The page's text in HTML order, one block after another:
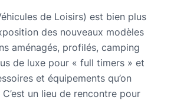
de Loisirs) est bien plus
des nouveaux modèles
aménagés, profilés, camping
de luxe pour « full timers » et
et équipements qu’on
un lieu de rencontre pour